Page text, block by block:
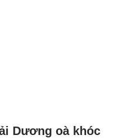
Dương oà khóc